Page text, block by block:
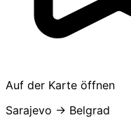
Auf der Karte öffnen
Sarajevo → Belgrad